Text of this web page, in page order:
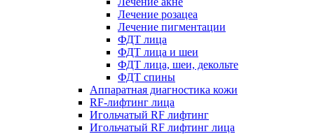
Лечение розацеа
Лечение пигментации
ФДТ лица
ФДТ лица и шеи
ФДТ лица, шеи, декольте
ФДТ спины
Аппаратная диагностика кожи
RF-лифтинг лица
Игольчатый RF лифтинг
Игольчатый RF лифтинг лица